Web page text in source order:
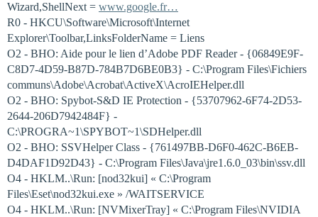
Wizard,ShellNext = www.google.fr…
R0 - HKCU\Software\Microsoft\Internet
Explorer\Toolbar,LinksFolderName = Liens
O2 - BHO: Aide pour le lien d’Adobe PDF Reader - {06849E9F-
C8D7-4D59-B87D-784B7D6BE0B3} - C:\Program Files\Fichiers
communs\Adobe\Acrobat\ActiveX\AcroIEHelper.dll
O2 - BHO: Spybot-S&D IE Protection - {53707962-6F74-2D53-
2644-206D7942484F} -
C:\PROGRA~1\SPYBOT~1\SDHelper.dll
O2 - BHO: SSVHelper Class - {761497BB-D6F0-462C-B6EB-
D4DAF1D92D43} - C:\Program Files\Java\jre1.6.0_03\bin\ssv.dll
O4 - HKLM..\Run: [nod32kui] « C:\Program
Files\Eset\nod32kui.exe » /WAITSERVICE
O4 - HKLM..\Run: [NVMixerTray] « C:\Program Files\NVIDIA